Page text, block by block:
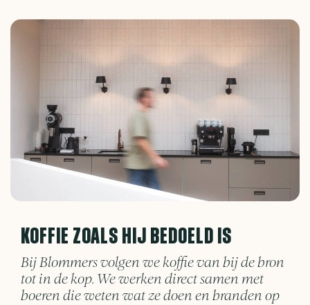
KOFFIE ZOALS HIJ BEDOELD IS
Bij Blommers volgen we koffie van bij de bron
tot in de kop. We werken direct samen met
boeren die weten wat ze doen en branden op